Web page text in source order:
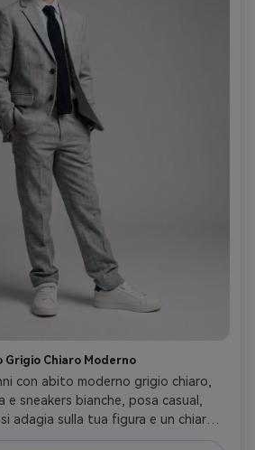
Grigio Chiaro Moderno
con abito moderno grigio chiaro,
e sneakers bianche, posa casual,
adagia sulla tua figura e un chiaro
ambientazione: sfondo studio pulito